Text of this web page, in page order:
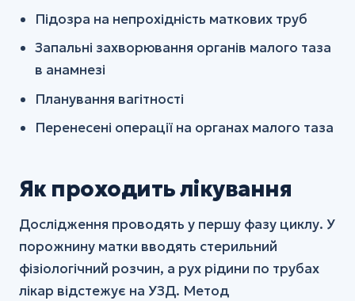
Підозра на непрохідність маткових труб
Запальні захворювання органів малого таза
в анамнезі
Планування вагітності
Перенесені операції на органах малого таза
Як проходить лікування
Дослідження проводять у першу фазу циклу. У
порожнину матки вводять стерильний
фізіологічний розчин, а рух рідини по трубах
лікар відстежує на УЗД. Метод